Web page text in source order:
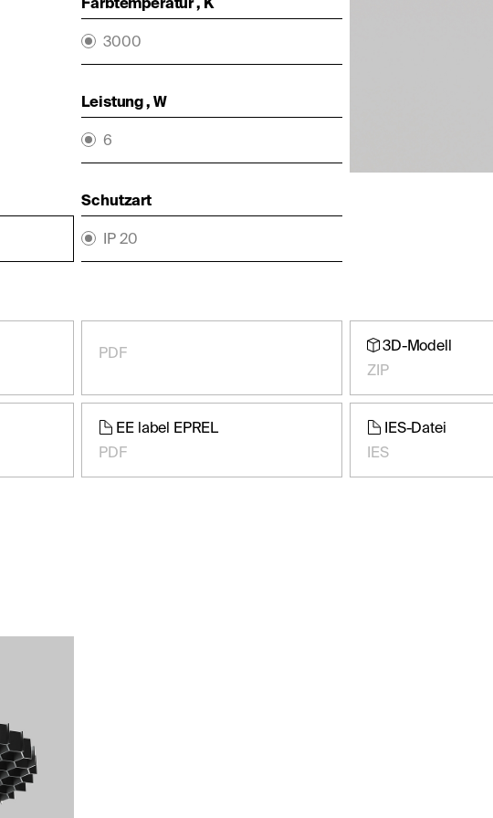
3000
Leistung , W
6
Schutzart
IP 20
PDF
3D-Modell
ZIP
EE label EPREL
PDF
IES-Datei
IES